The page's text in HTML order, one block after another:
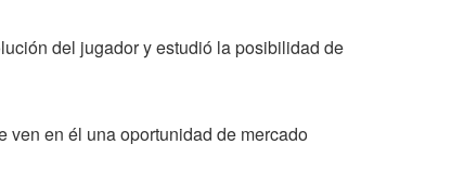
del jugador y estudió la posibilidad de
ven en él una oportunidad de mercado